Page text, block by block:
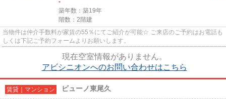
-
築年数：築19年
階数：2階建
当物件は仲介手数料が家賃の55％にてご紹介が可能☆ ご来店のご予約はお電話も
しくは下記ご予約フォームよりお願いします。
現在空室情報がありません。
アビシニオンへのお問い合わせはこちら
賃貸｜マンション ビューノ東尾久